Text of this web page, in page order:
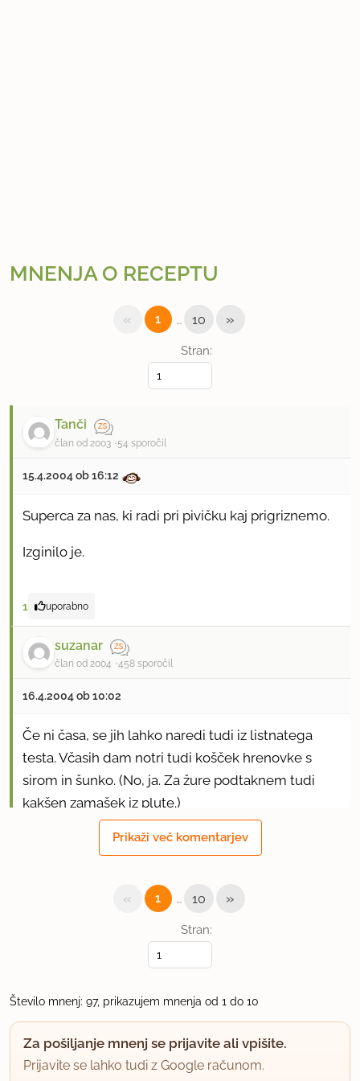
MNENJA O RECEPTU
Stran:
« 1 … 10 »
Tanči
član od 2003 54 sporočil
15.4.2004 ob 16:12
Superca za nas, ki radi pri pivičku kaj prigriznemo.
Izginilo je.
1 uporabno
suzanar
član od 2004 458 sporočil
16.4.2004 ob 10:02
Če ni časa, se jih lahko naredi tudi iz listnatega
testa. Včasih dam notri tudi košček hrenovke s
sirom in šunko. (No, ja. Za žure podtaknem tudi
kakšen zamašek iz plute.)
129 sporočil
Pečemo pri kakšni temperaturi? Hvala za odgovor
in lep pozdrav! Mami1
uporabno
Prikaži več komentarjev
Stran:
« 1 … 10 »
Število mnenj: 97, prikazujem mnenja od 1 do 10
Za pošiljanje mnenj se prijavite ali vpišite.
Prijavite se lahko tudi z Google računom.